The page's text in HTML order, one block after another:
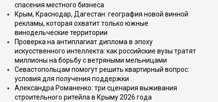
спасения местного бизнеса
Крым, Краснодар, Дагестан: география новой винной
рекламы, которая охватит только южные
винодельческие территории
Проверка на антиплагиат диплома в эпоху
искусственного интеллекта: как российские вузы тратят
миллионы на борьбу с ветряными мельницами
Севастопольцам помогут решить квартирный вопрос:
условия для получения поддержки
Александра Романенко: три сценария выживания
строительного ритейла в Крыму 2026 года